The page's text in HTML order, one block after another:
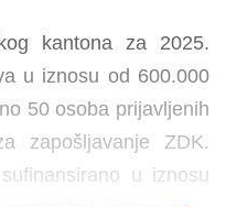
kantona za 2025.
u iznosu od 600.000
50 osoba prijavljenih
zapošljavanje ZDK.
u iznosu